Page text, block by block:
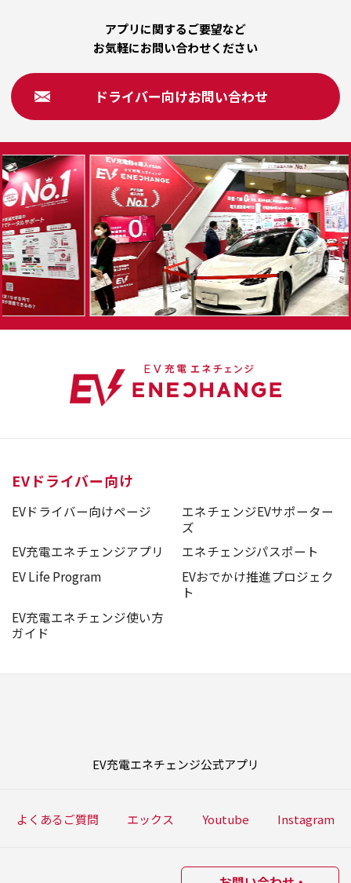
3. ホームから「プログラムに登録する」
・必要情報の入力完了後、ホームの「プログラム
に登録する」をタップして利用規約に同意し、登
録を完了してください。
ログラムが開始されます。
ポイントの獲得方法
プログラムに登録後、対象の取り組みを実施いた
だくことで、自動的にポイントが付与されます。
充電でためる（10分につき10pt）
・「EV充電エネチェンジ」の充電スポットに
て、EV充電エネチェンジアプリから充電を開始
・※透明性の確保および関係法令（景品表示法
等）遵守のため、アプリ内の口コミ掲示欄には
・EV充電エネチェンジアプリに掲載されている
「すべての充電スポット」に対して、画像を添付
ポイント・ランクの確認方法
EV充電エネチェンジアプリ内ホームで現在のラ
典が付与されます。
・300円分充電クーポン
リペイドクーポンとして、アプリのプリペイ
アプリに関するご要望など
お気軽にお問い合わせください
ドライバー向けお問い合わせ
EVドライバー向け
EVドライバー向けページ
エネチェンジEVサポーター
ズ
EV充電エネチェンジアプリ
エネチェンジパスポート
EV Life Program
EVおでかけ推進プロジェク
ト
EV充電エネチェンジ使い方
ガイド
EV充電エネチェンジ公式アプリ
よくあるご質問 エックス Youtube Instagram